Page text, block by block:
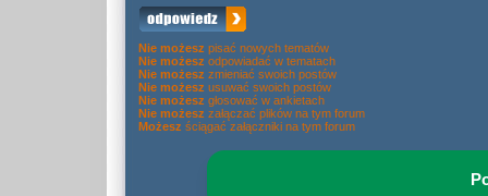
Nie możesz pisać nowych tematów
Nie możesz odpowiadać w tematach
Nie możesz zmieniać swoich postów
Nie możesz usuwać swoich postów
Nie możesz głosować w ankietach
Nie możesz załączać plików na tym forum
Możesz ściągać załączniki na tym forum